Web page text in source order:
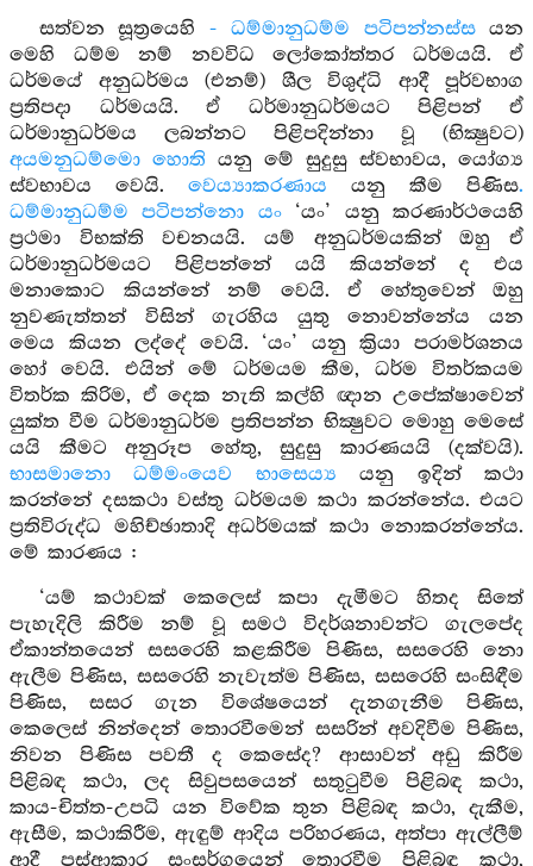
සත්වන සූත්‍රයෙහි - ධම්මානුධම්ම පටිපන්නස්සයන
මෙහි ධම්ම නම් නවවිධ ලෝකෝත්තර ධර්මයයි. ඒ
ධර්මයේ අනුධර්මය (එනම්) ශීල විශුද්ධි ආදී පූර්වභාග
ප්‍රතිපදා ධර්මයයි. ඒ ධර්මානුධර්මයට පිළිපන් ඒ
ධර්මානුධර්මය ලබන්නට පිළිපදින්නා වූ (භික්‍ෂුවට)
අයමනුධම්මො හොති යනු මේ සුදුසු ස්වභාවය, යෝග්‍ය
ස්වභාවය වෙයි. වෙය්‍යාකරණාය යනු කීම පිණිස.
ධම්මානුධම්ම පටිපන්නො යං‘යං’ යනු කරණාර්ථයෙහි
ප්‍රථමා විභක්ති වචනයයි. යම් අනුධර්මයකින් ඔහු ඒ
ධර්මානුධර්මයට පිළිපන්නේ යයි කියන්නේ ද එය
මනාකොට කියන්නේ නම් වෙයි. ඒ හේතුවෙන් ඔහු
නුවණැත්තන් විසින් ගැරහිය යුතු නොවන්නේය යන
මෙය කියන ලද්දේ වෙයි. ‘යං’ යනු ක්‍රියා පරාමර්ශනය
හෝ වෙයි. එයින් මේ ධර්මයම කීම, ධර්ම විතර්කයම
විතර්ක කිරිම, ඒ දෙක නැති කල්හි ඥාන උපේක්ෂාවෙන්
යුක්ත වීම ධර්මානුධර්ම ප්‍රතිපන්න භික්‍ෂුවට මොහු මෙසේ
යයි කීමට අනුරූප හේතු, සුදුසු කාරණයයි (දක්වයි).
භාසමානො ධම්මංයෙව භාසෙය්‍ය යනු ඉදින් කථා
කරන්නේ දසකථා වස්තු ධර්මයම කථා කරන්නේය. එයට
ප්‍රතිවිරුද්ධ මහිච්ඡාතාදි අධර්මයක් කථා නොකරන්නේය.
මේ කාරණය :
‘යම් කථාවක් කෙලෙස් කපා දැමීමට හිතද සිතේ
පැහැදිලි කිරීම නම් වූ සමථ විදර්ශනාවන්ට ගැලපේද
ඒකාන්තයෙන් සසරෙහි කළකිරීම පිණිස, සසරෙහි නො
ඇලීම පිණිස, සසරෙහි නැවැත්ම පිණිස, සසරෙහි සංසිඳීම
පිණිස, සසර ගැන විශේෂයෙන් දැනගැනීම පිණිස,
කෙලෙස් නින්දෙන් තොරවීමෙන් සසරින් අවදිවීම පිණිස,
නිවන පිණිස පවතී ද කෙසේද? ආසාවන් අඩු කිරීම
පිළිබඳ කථා, ලද සිවුපසයෙන් සතුටුවීම පිළිබඳ කථා,
කාය-චිත්ත-උපධි යන විවේක තුන පිළිබඳ කථා, දැකීම,
ඇසීම, කථාකිරීම, ඇඳුම් ආදිය පරිහරණය, අත්පා ඇල්ලීම්
ආදී පස්ආකාර සංසර්ගයෙන් තොරවීම පිළිබඳ කථා,